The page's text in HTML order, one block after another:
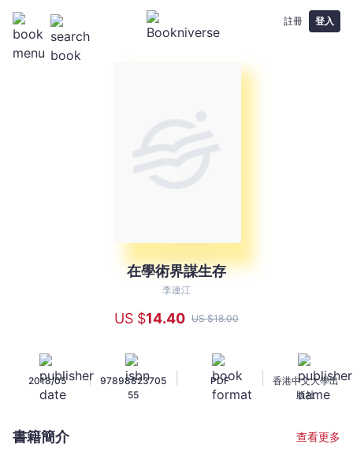
註冊 登入
連
在學術界謀生存
李連江
US $14.40 US $18.00
2018/05 |
97898823705
55
PDF
香港中文大學出
版社
書籍簡介 查看更多